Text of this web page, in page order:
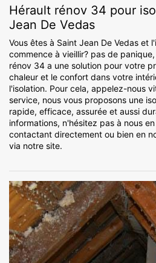
Hérault rénov 34 pour
Jean De Vedas
Vous êtes à Saint Jean De Vedas et
commence à vieillir? pas de
rénov 34 a une solution pour votre
chaleur et le confort dans votre
l'isolation. Pour cela, appelez-nous
service, nous vous proposons une
rapide, efficace, assurée et aussi
informations, n'hésitez pas à nous
contactant directement ou bien en
via notre site.